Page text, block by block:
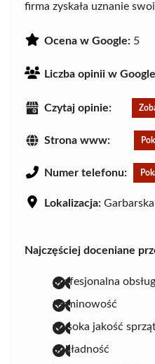
firma zyskała uznanie
Ocena w Google: 5
Liczba opinii w
Czytaj opinie:
Strona www:
Numer telefonu:
Lokalizacja:
Najczęściej doceniane
profesjonalna
terminowość
wysoka jakość
dokładność